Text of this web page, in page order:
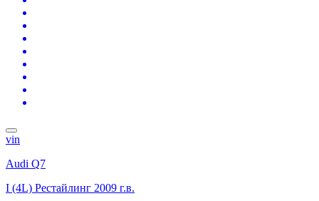
vin
Audi Q7
I (4L) Рестайлинг 2009 г.в.